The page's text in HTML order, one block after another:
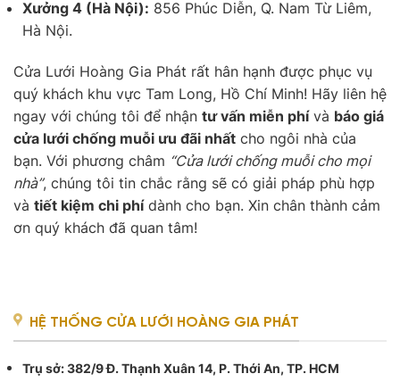
Xưởng 4 (Hà Nội): 856 Phúc Diễn, Q. Nam Từ Liêm,
Hà Nội.
Cửa Lưới Hoàng Gia Phát rất hân hạnh được phục vụ
quý khách khu vực Tam Long, Hồ Chí Minh! Hãy liên hệ
ngay với chúng tôi để nhận tư vấn miễn phívà báo giá
cửa lưới chống muỗi ưu đãi nhất cho ngôi nhà của
bạn. Với phương châm “Cửa lưới chống muỗi cho mọi
nhà”, chúng tôi tin chắc rằng sẽ có giải pháp phù hợp
và tiết kiệm chi phídành cho bạn. Xin chân thành cảm
ơn quý khách đã quan tâm!
HỆ THỐNG CỬA LƯỚI HOÀNG GIA PHÁT
Trụ sở: 382/9 Đ. Thạnh Xuân 14, P. Thới An, TP. HCM